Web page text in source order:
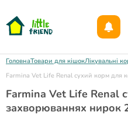
ГоловнаТовари для кішокЛікувальні
Farmina Vet Life Renal сухий корм для
Farmina Vet Life Renal
захворюваннях нирок